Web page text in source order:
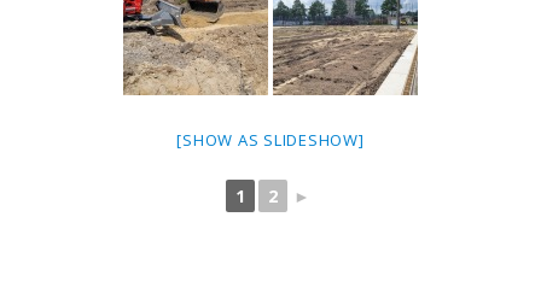
[SHOW AS SLIDESHOW]
1 2 ►